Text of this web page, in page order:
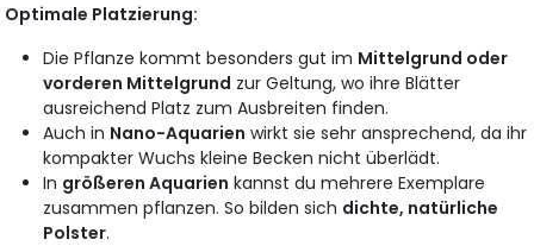
Optimale Platzierung:
Die Pflanze kommt besonders gut im Mittelgrund oder
vorderen Mittelgrund zur Geltung, wo ihre Blätter
ausreichend Platz zum Ausbreiten finden.
Auch in Nano-Aquarien wirkt sie sehr ansprechend, da ihr
kompakter Wuchs kleine Becken nicht überlädt.
In größeren Aquarien kannst du mehrere Exemplare
zusammen pflanzen. So bilden sich dichte, natürliche
Polster.